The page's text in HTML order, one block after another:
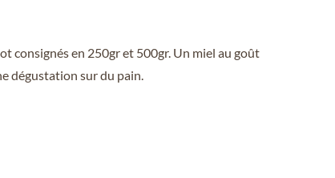
consignés en 250gr et 500gr. Un miel au goût
dégustation sur du pain.